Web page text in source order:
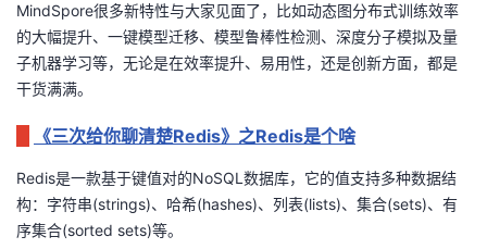
子直
播
的
活
动
我
的
关
注
课
程
的
认
证
我
的
实
验
我
的
收
藏
支
持
声
建
议
MindSpore很多新特性与大家见面了，比如动态图分布式训练效率
的大幅提升、一键模型迁移、模型鲁棒性检测、深度分子模拟及量
子机器学习等，无论是在效率提升、易用性，还是创新方面，都是
干货满满。
《三次给你聊清楚Redis》之Redis是个啥
Redis是一款基于键值对的NoSQL 数据库，它的值支持多种数据结
构：字符串(strings)、哈希(hashes)、列表(lists)、集合(sets)、有
序集合(sorted sets)等。